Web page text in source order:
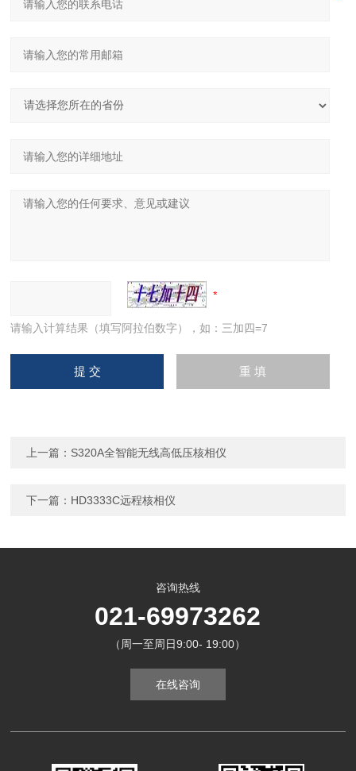
请输入计算结果（填写阿拉伯数字），如：三加四=7
上一篇： S320A全智能无线高低压核相仪
下一篇： HD3333C远程核相仪
咨询热线
021-69973262
（周一至周日9:00- 19:00）
在线咨询